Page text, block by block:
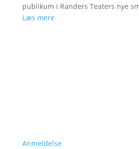
publikum i Randers Teaters nye
Læs mere
Anmeldelse